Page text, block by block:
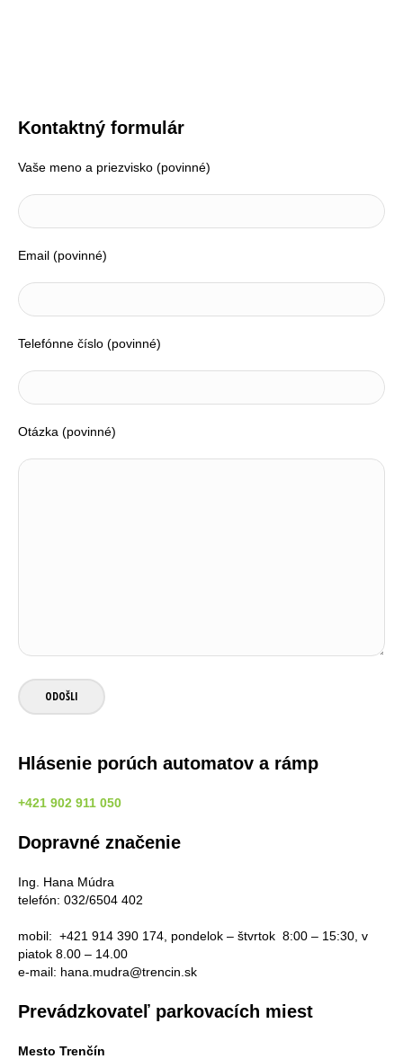
Kontaktný formulár
Vaše meno a priezvisko (povinné)
Email (povinné)
Telefónne číslo (povinné)
Otázka (povinné)
Hlásenie porúch automatov a rámp
+421 902 911 050
Dopravné značenie
Ing. Hana Múdra
telefón: 032/6504 402
mobil: +421 914 390 174, pondelok – štvrtok 8:00 – 15:30, v
piatok 8.00 – 14.00
e-mail: hana.mudra@trencin.sk
Prevádzkovateľ parkovacích miest
Mesto Trenčín